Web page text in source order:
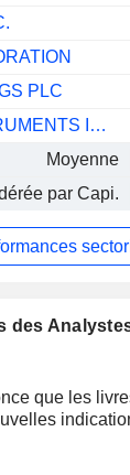
des
que les
PLC
TEXAS INSTRUMENTS INCORPORATED
Moyenne
par Capi.